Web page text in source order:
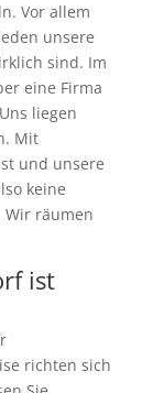
Vor allem
unsere
sind. Im
eine Firma
liegen
Mit
und unsere
keine
räumen
ist
richten sich